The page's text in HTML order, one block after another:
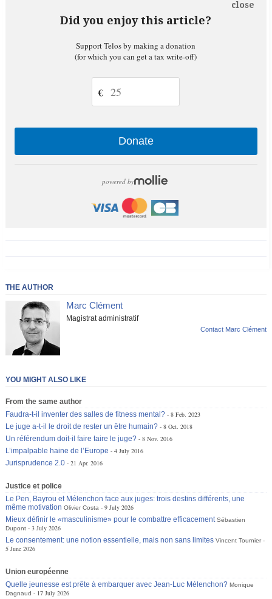
Did you enjoy this article?
close
Support Telos by making a donation
(for which you can get a tax write-off)
€
Donate
powered by
THE AUTHOR
Marc Clément
Magistrat administratif
Contact Marc Clément
YOU MIGHT ALSO LIKE
From the same author
Faudra-t-il inventer des salles de fitness mental?
8 Feb. 2023
Le juge a-t-il le droit de rester un être humain?
8 Oct. 2018
Un référendum doit-il faire taire le juge?
8 Nov. 2016
L’impalpable haine de l’Europe
4 July 2016
Jurisprudence 2.0
21 Apr. 2016
Justice et police
Le Pen, Bayrou et Mélenchon face aux juges: trois destins différents, une
même motivation Olivier Costa
9 July 2026
Mieux définir le «masculinisme» pour le combattre efficacement Sébastien
Dupont
3 July 2026
Le consentement: une notion essentielle, mais non sans limites Vincent Tournier
5 June 2026
Union européenne
Quelle jeunesse est prête à embarquer avec Jean-Luc Mélenchon? Monique
Dagnaud
17 July 2026